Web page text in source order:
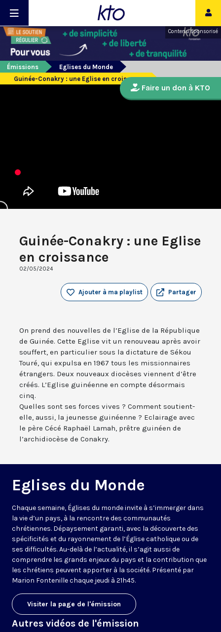
Contenu sponsorisé
Émissions
Eglises du Monde
Guinée-Conakry : une Eglise en croissance
Guinée-Conakry : une Eglise
en croissance
02/05/2024
Partager
Ajouter à ma playlist
On prend des nouvelles de l’Eglise de la République
de Guinée. Cette Eglise vit un renouveau après avoir
souffert, en particulier sous la dictature de Sékou
Touré, qui expulsa en 1967 tous les missionnaires
étrangers. Deux nouveaux diocèses viennent d’être
créés. L’Eglise guinéenne en compte désormais
cinq.
Quelles sont ses forces vives ? Comment soutient-
elle, aussi, la jeunesse guinéenne ? Eclairage avec
le père Cécé Raphaël Lamah, prêtre guinéen de
l’archidiocèse de Conakry.
Eglises du Monde
Chaque semaine, Églises du monde invite à s’immerger dans
la vie d’un pays, à la rencontre des communautés
chrétiennes. Dépaysement garanti, avec la découverte des
spécificités et du rayonnement de l’Église catholique ou de
ses difficultés. Au-delà de l’actualité, il s’agit aussi de
comprendre les grands enjeux du pays et la contribution que
les chrétiens peuvent apporter à la société. Présenté par
Marion Fontenille chaque jeudi à 21h45.
Visiter la page de l'émission
Autres vidéos de l'émission
Faire un don à KTO